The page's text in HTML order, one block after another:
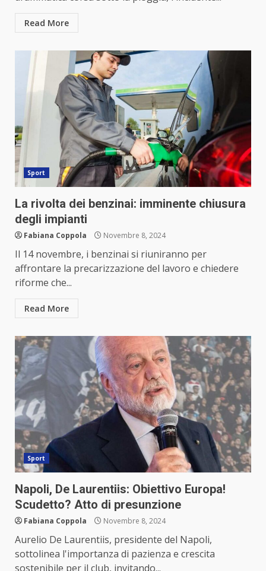
Read More
Sport
La rivolta dei benzinai: imminente chiusura
degli impianti
Fabiana Coppola Novembre 8, 2024
Il 14 novembre, i benzinai si riuniranno per
affrontare la precarizzazione del lavoro e chiedere
riforme che...
Read More
Sport
Napoli, De Laurentiis: Obiettivo Europa!
Scudetto? Atto di presunzione
Fabiana Coppola Novembre 8, 2024
Aurelio De Laurentiis, presidente del Napoli,
sottolinea l'importanza di pazienza e crescita
sostenibile per il club, invitando...